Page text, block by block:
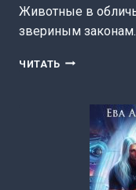
Животные в
звериным
ЧИТАТЬ ПАРА
(КСЕНИЯ